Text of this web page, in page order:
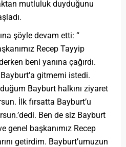
mutluluk duyduğunu
şöyle devam etti: “
Recep Tayyip
beni yanına çağırdı.
gitmemi istedi.
Bayburt halkını ziyaret
İlk fırsatta Bayburt’u
Ben de siz Bayburt
genel başkanımız Recep
getirdim. Bayburt’umuzun